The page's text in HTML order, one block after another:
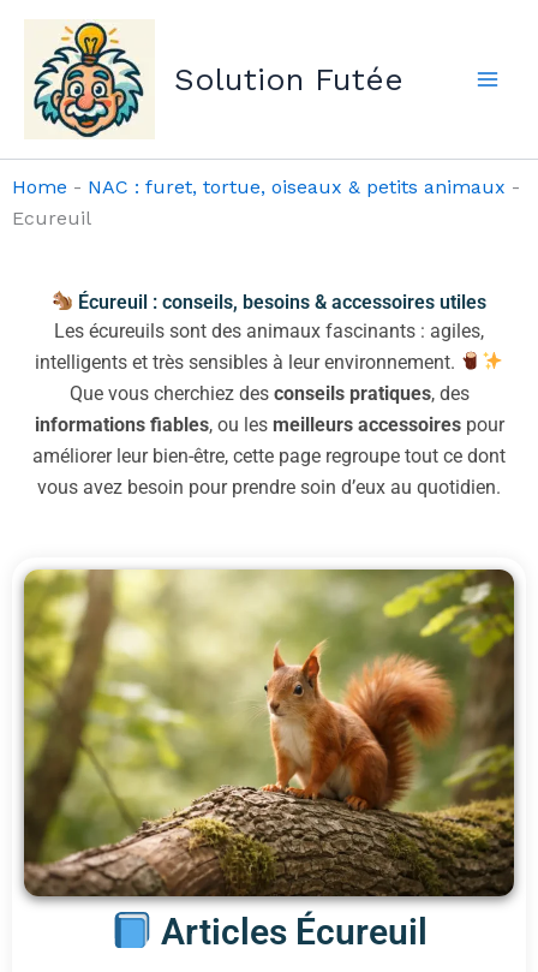
Aller
contenu
Solution Futée
Home - NAC : furet, tortue, oiseaux & petits animaux -
Ecureuil
Écureuil : conseils, besoins & accessoires utiles
Les écureuils sont des animaux fascinants : agiles,
intelligents et très sensibles à leur environnement.
Que vous cherchiez des conseils pratiques, des
informations fiables, ou les meilleurs accessoirespour
améliorer leur bien-être, cette page regroupe tout ce dont
vous avez besoin pour prendre soin d’eux au quotidien.
Articles Écureuil